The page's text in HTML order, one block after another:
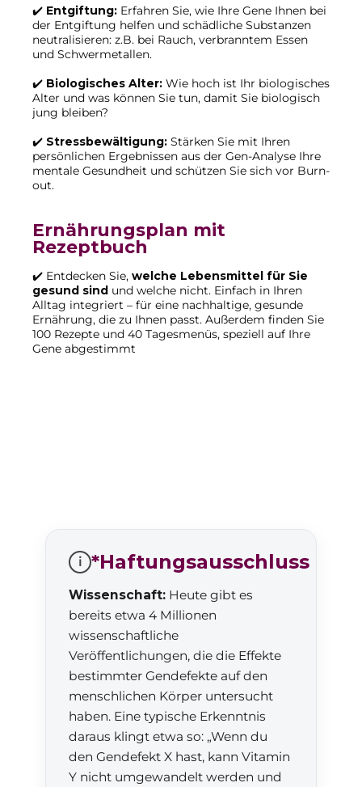
✔️ Entgiftung: Erfahren Sie, wie Ihre Gene Ihnen bei
der Entgiftung helfen und schädliche Substanzen
neutralisieren: z.B. bei Rauch, verbranntem Essen
und Schwermetallen.
✔️ Biologisches Alter: Wie hoch ist Ihr biologisches
Alter und was können Sie tun, damit Sie biologisch
jung bleiben?
✔️ Stressbewältigung: Stärken Sie mit Ihren
persönlichen Ergebnissen aus der Gen-Analyse Ihre
mentale Gesundheit und schützen Sie sich vor Burn-
out.
Ernährungsplan mit
Rezeptbuch
✔️ Entdecken Sie, welche Lebensmittel für Sie
gesund sind und welche nicht. Einfach in Ihren
Alltag integriert – für eine nachhaltige, gesunde
Ernährung, die zu Ihnen passt. Außerdem finden Sie
100 Rezepte und 40 Tagesmenüs, speziell auf Ihre
Gene abgestimmt
i *Haftungsausschluss
Wissenschaft: Heute gibt es
bereits etwa 4 Millionen
wissenschaftliche
Veröffentlichungen, die die Effekte
bestimmter Gendefekte auf den
menschlichen Körper untersucht
haben. Eine typische Erkenntnis
daraus klingt etwa so: „Wenn du
den Gendefekt X hast, kann Vitamin
Y nicht umgewandelt werden und